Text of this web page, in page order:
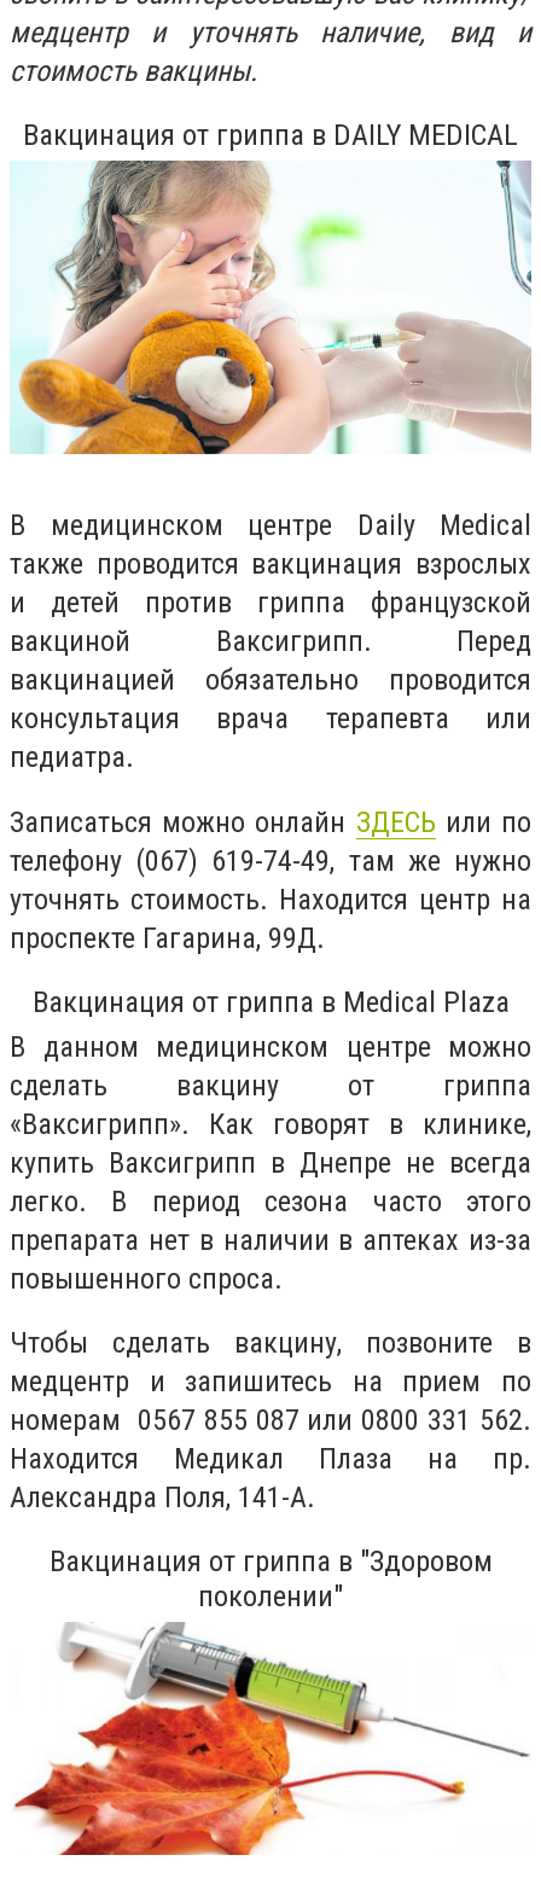
медцентр и уточнять наличие, вид и
стоимость вакцины.
Вакцинация от гриппа в DAILY MEDICAL
В медицинском центре Daily Medical
также проводится вакцинация взрослых
и детей против гриппа французской
вакциной Ваксигрипп. Перед
вакцинацией обязательно проводится
консультация врача терапевта или
педиатра.
Записаться можно онлайн ЗДЕСЬ или по
телефону (067) 619-74-49, там же нужно
уточнять стоимость. Находится центр на
проспекте Гагарина, 99Д.
Вакцинация от гриппа в Medical Plaza
В данном медицинском центре можно
сделать вакцину от гриппа
«Ваксигрипп». Как говорят в клинике,
купить Ваксигрипп в Днепре не всегда
легко. В период сезона часто этого
препарата нет в наличии в аптеках из-за
повышенного спроса.
Чтобы сделать вакцину, позвоните в
медцентр и запишитесь на прием по
номерам 0567 855 087 или 0800 331 562.
Находится Медикал Плаза на пр.
Александра Поля, 141-А.
Вакцинация от гриппа в "Здоровом
поколении"